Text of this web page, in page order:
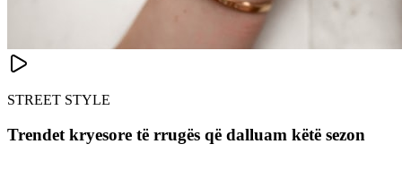
STREET STYLE
Trendet kryesore të rrugës që dalluam këtë sezon